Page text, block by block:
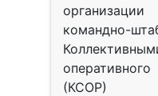
командно-